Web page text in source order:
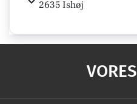
2635 Ishøj
VORES